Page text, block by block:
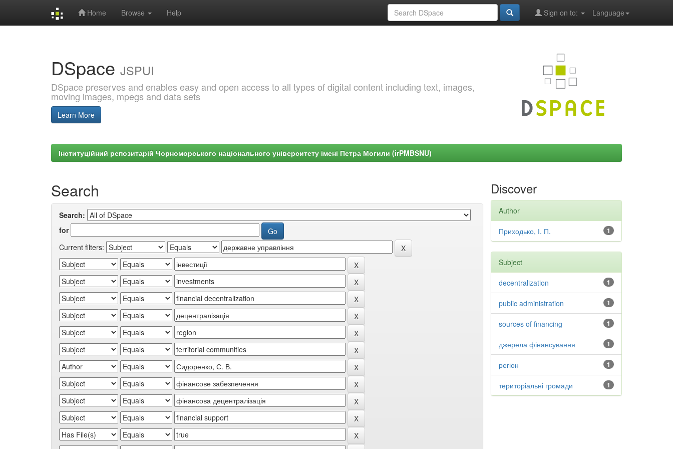
Home Browse Help Language
Sign on to:
DSpace JSPUI
DSpace preserves and enables easy and open access to all types of digital content including text, images,
moving images, mpegs and data sets
Learn More
Інституційний репозитарій Чорноморського національного університету імені Петра Могили (irPMBSNU)
Search
Search:
for
Current filters:
Discover
Author
1
Приходько, І. П.
Subject
1
decentralization
1
public administration
1
sources of financing
1
джерела фінансування
1
регіон
1
територіальні громади